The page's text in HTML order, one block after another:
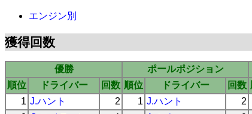
エンジン別
獲得回数
優勝 ポールポジション
順位
ドライバー 回数 順位 ドライバー 回数
1 J.ハント 2 1 J.ハント 2